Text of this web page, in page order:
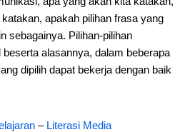
apakah pilihan frasa yang
sebagainya. Pilihan-pilihan
alasannya, dalam beberapa
dipilih dapat bekerja dengan baik
– Literasi Media